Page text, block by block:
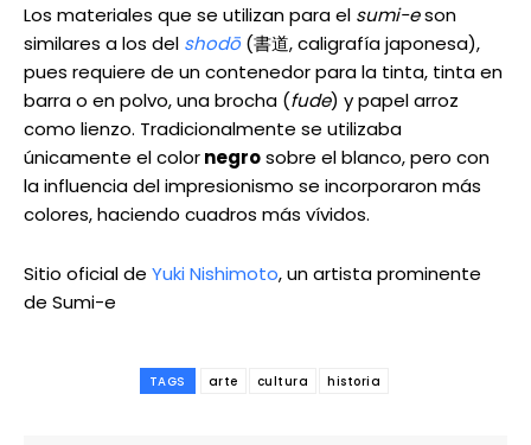
Los materiales que se utilizan para el sumi-eson
similares a los del shodō(書道, caligrafía japonesa),
pues requiere de un contenedor para la tinta, tinta en
barra o en polvo, una brocha (fude) y papel arroz
como lienzo. Tradicionalmente se utilizaba
únicamente el colornegrosobre el blanco, pero con
la influencia del impresionismo se incorporaron más
colores, haciendo cuadros más vívidos.
Sitio oficial de Yuki Nishimoto, un artista prominente
de Sumi-e
TAGS arte cultura historia